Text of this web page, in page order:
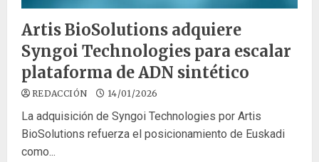
Artis BioSolutions adquiere
Syngoi Technologies para escalar
plataforma de ADN sintético
REDACCIÓN 14/01/2026
La adquisición de Syngoi Technologies por Artis
BioSolutions refuerza el posicionamiento de Euskadi
como...